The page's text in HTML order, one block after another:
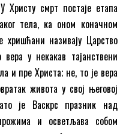
Христу смрт постаје етапа
тела, ка оном коначном
хришћани називају Царство
у некакав тајанствени
и пре Христа; не, то је вера
живота у свој његовој
је Васкрс празник над
и осветљава собом